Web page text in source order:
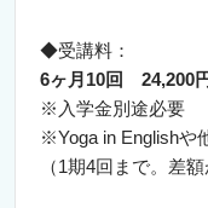
◆受講料：
6ヶ月10回 24,200円
※入学金別途必要
※Yoga in Englishや
（1期4回まで。差